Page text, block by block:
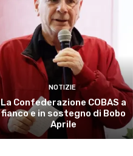
NOTIZIE
La Confederazione COBAS a
fianco e in sostegno di Bobo
Aprile